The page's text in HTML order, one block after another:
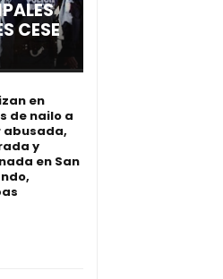
CESE
en
de nailo a
abusada,
y
en San